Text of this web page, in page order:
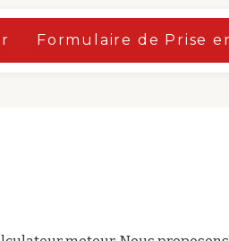
Formulaire de Prise